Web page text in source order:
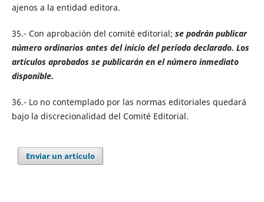
ajenos a la entidad editora.
35.- Con aprobación del comité editorial; se podrán publicar
número ordinarios antes del inicio del período declarado. Los
artículos aprobados se publicarán en el número inmediato
disponible.
36.- Lo no contemplado por las normas editoriales quedará
bajo la discrecionalidad del Comité Editorial.
Enviar un artículo